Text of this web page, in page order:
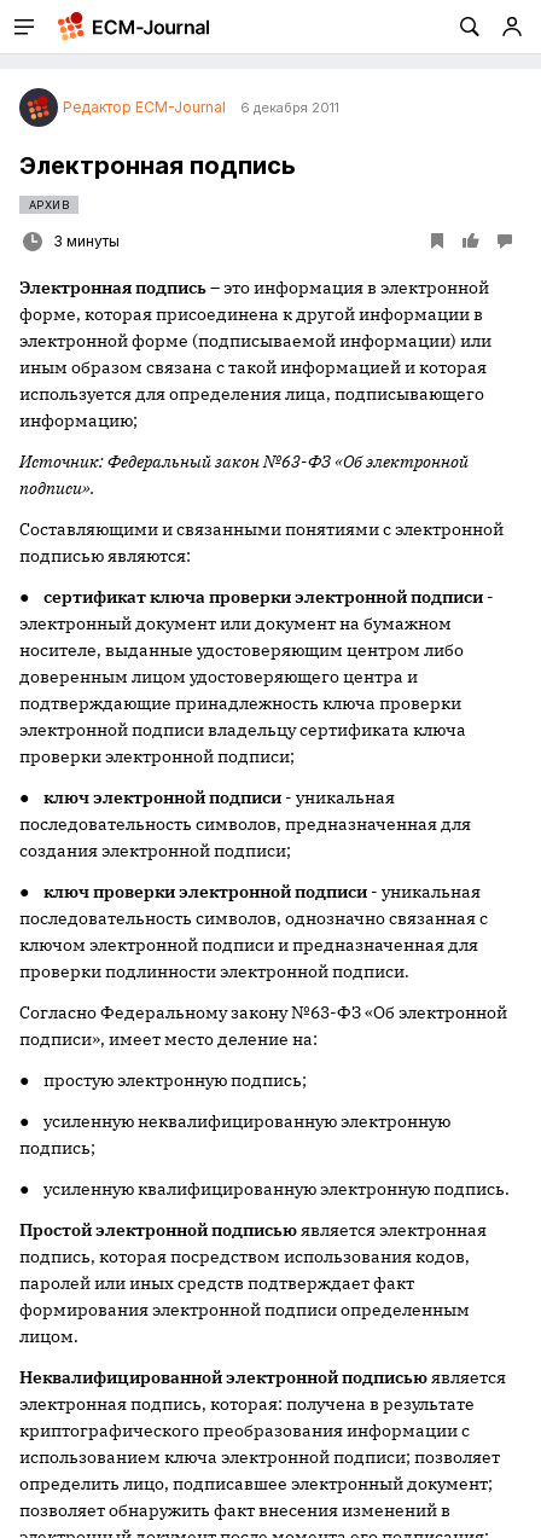
Редактор ECM-Journal 6 декабря 2011
Электронная подпись
АРХИВ
3 минуты
Электронная подпись– это информация в электронной
форме, которая присоединена к другой информации в
электронной форме (подписываемой информации) или
иным образом связана с такой информацией и которая
используется для определения лица, подписывающего
информацию;
Источник: Федеральный закон №63-ФЗ «Об электронной
подписи».
Составляющими и связанными понятиями с электронной
подписью являются:
● сертификат ключа проверки электронной подписи -
электронный документ или документ на бумажном
носителе, выданные удостоверяющим центром либо
доверенным лицом удостоверяющего центра и
подтверждающие принадлежность ключа проверки
электронной подписи владельцу сертификата ключа
проверки электронной подписи;
● ключ электронной подписи - уникальная
последовательность символов, предназначенная для
создания электронной подписи;
● ключ проверки электронной подписи - уникальная
последовательность символов, однозначно связанная с
ключом электронной подписи и предназначенная для
проверки подлинности электронной подписи.
Согласно Федеральному закону №63-ФЗ «Об электронной
подписи», имеет место деление на:
● простую электронную подпись;
● усиленную неквалифицированную электронную
подпись;
● усиленную квалифицированную электронную подпись.
Простой электронной подписьюявляется электронная
подпись, которая посредством использования кодов,
паролей или иных средств подтверждает факт
формирования электронной подписи определенным
лицом.
Неквалифицированной электронной подписьюявляется
электронная подпись, которая: получена в результате
криптографического преобразования информации с
использованием ключа электронной подписи; позволяет
определить лицо, подписавшее электронный документ;
позволяет обнаружить факт внесения изменений в